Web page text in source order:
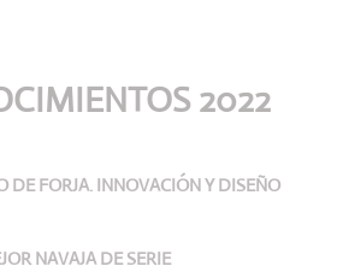
2022
DE FORJA. INNOVACIÓN Y DISEÑO
NAVAJA DE SERIE